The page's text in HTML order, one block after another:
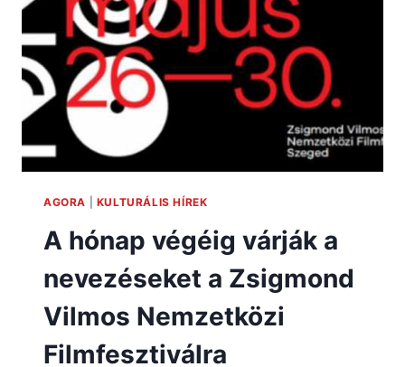
AGORA KULTURÁLIS HÍREK
A hónap végéig várják a
nevezéseket a Zsigmond
Vilmos Nemzetközi
Filmfesztiválra